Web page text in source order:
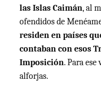
las Islas Caimán, al
ofendidos de
residen en países
contaban con esos
Imposición. Para
alforjas.